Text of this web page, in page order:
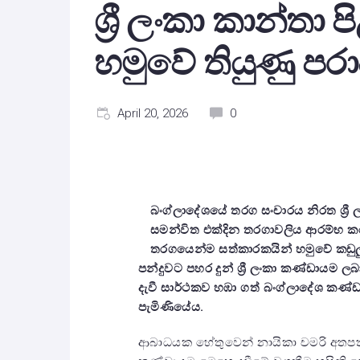
ශ්‍රී ලංකා කාන්තා
හමුවේ තියුණු
April 20, 2026 0
බංග්ලාදේශයේ තරග සංචාරය නිරත
සමන්විත එක්දින තරගාවලිය ආරම්භ
තරගයෙන්ම සත්කාරකයින් හමුවේ
පන්දුවට පහර දුන් ශ්‍රී ලංකා කණ්ඩායම
දැවී සාර්ථකව හඹා ගත් බංග්ලාදේශ
පැමිණියේය.
ආබාධයක හේතුවෙන් නායිකා චමරි